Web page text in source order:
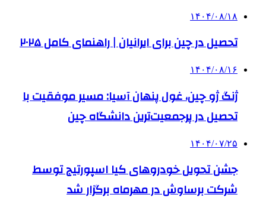
۱۴۰۴/۰۸/۱۸
تحصیل در چین برای ایرانیان | راهنمای کامل ۲۰۲۵
۱۴۰۴/۰۸/۱۶
ژنگ ژو چین، غول پنهان آسیا: مسیر موفقیت با
تحصیل در پرجمعیت‌ترین دانشگاه چین
۱۴۰۴/۰۷/۲۵
جشن تحویل خودروهای کیا اسپورتیج توسط
شرکت برساوش در مهرماه برگزار شد